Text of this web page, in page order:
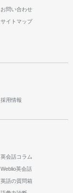
お問い合わせ
サイトマップ
採用情報
英会話コラム
Weblio英会話
英語の質問箱